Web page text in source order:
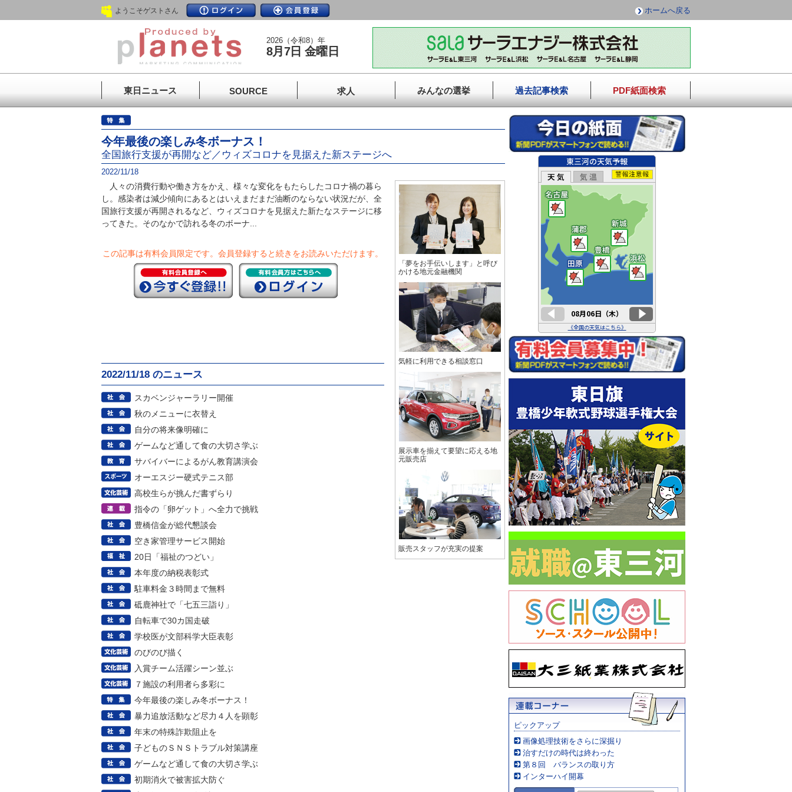
ようこそゲストさん ホームへ戻る
2026（令和8）年
8月7日 金曜日
東日ニュース SOURCE 求人 みんなの選挙 過去記事検索 PDF紙面検索
今年最後の楽しみ冬ボーナス！
全国旅行支援が再開など／ウィズコロナを見据えた新ステージへ
2022/11/18
人々の消費行動や働き方をかえ、様々な変化をもたらしたコロナ禍の暮ら
し。感染者は減少傾向にあるとはいえまだまだ油断のならない状況だが、全
国旅行支援が再開されるなど、ウィズコロナを見据えた新たなステージに移
ってきた。そのなかで訪れる冬のボーナ...
この記事は有料会員限定です。 会員登録すると続きをお読みいただけます。
2022/11/18 のニュース
スカベンジャーラリー開催
秋のメニューに衣替え
自分の将来像明確に
ゲームなど通して食の大切さ学ぶ
サバイバーによるがん教育講演会
オーエスジー硬式テニス部
高校生らが挑んだ書ずらり
指令の「卵ゲット」へ全力で挑戦
豊橋信金が総代懇談会
空き家管理サービス開始
20日「福祉のつどい」
本年度の納税表彰式
駐車料金３時間まで無料
砥鹿神社で「七五三詣り」
自転車で30カ国走破
学校医が文部科学大臣表彰
のびのび描く
入賞チーム活躍シーン並ぶ
７施設の利用者ら多彩に
今年最後の楽しみ冬ボーナス！
暴力追放活動など尽力４人を顕彰
年末の特殊詐欺阻止を
子どものＳＮＳトラブル対策講座
ゲームなど通して食の大切さ学ぶ
初期消火で被害拡大防ぐ
「夢をお手伝いします」と呼び
かける地元金融機関
気軽に利用できる相談窓口
展示車を揃えて要望に応える地
元販売店
販売スタッフが充実の提案
ピックアップ
画像処理技術をさらに深掘り
治すだけの時代は終わった
第８回 バランスの取り方
インターハイ開幕